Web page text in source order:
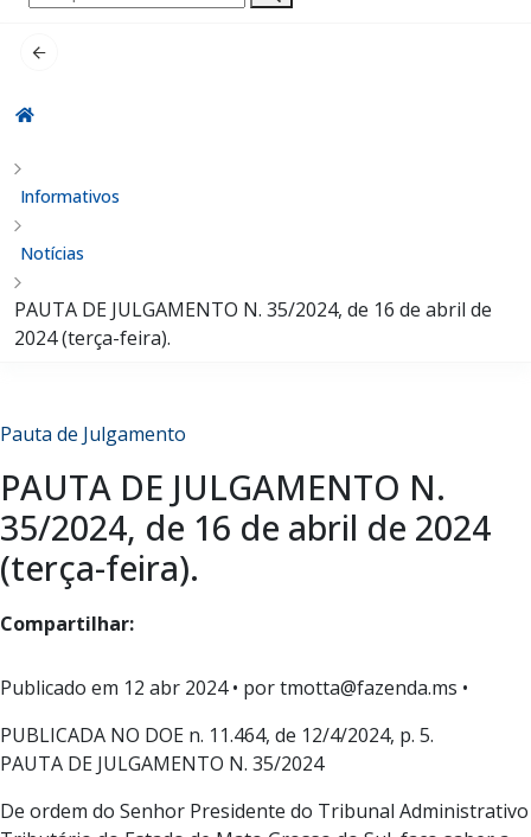
por:
Informativos
Notícias
PAUTA DE JULGAMENTO N. 35/2024, de 16 de abril de
2024 (terça-feira).
Pauta de Julgamento
PAUTA DE JULGAMENTO N.
35/2024, de 16 de abril de 2024
(terça-feira).
Compartilhar:
Publicado em 12 abr 2024• por tmotta@fazenda.ms •
PUBLICADA NO DOE n. 11.464, de 12/4/2024, p. 5.
PAUTA DE JULGAMENTO N. 35/2024
De ordem do Senhor Presidente do Tribunal Administrativo